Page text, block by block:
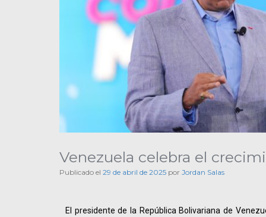
Venezuela celebra el
Publicado el 29 de abril de 2025 por Jordan Salas
El presidente de la República Bolivariana de